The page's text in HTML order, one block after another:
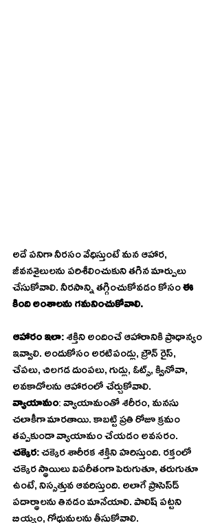
అదే పనిగా నీరసం వేధిస్తుంటే మన ఆహార,
జీవనశైలులను పరిశీలించుకుని తగిన మార్పులు
చేసుకోవాలి. నీరసాన్ని తగ్గించుకోవడం కోసం ఈ
కింది అంశాలను గమనించుకోవాలి.
ఆహారం ఇలా: శక్తిని అందించే ఆహారానికి ప్రాధాన్యం
ఇవ్వాలి. అందుకోసం అరటిపండ్లు, బ్రౌన్‌ రైస్‌,
చేపలు, చిలగడ దుంపలు, గుడ్లు, ఓట్స్‌, క్వినోవా,
అవకాడోలను ఆహారంలో చేర్చుకోవాలి.
వ్యాయామం: వ్యాయామంతో శరీరం, మనసు
చలాకీగా మారతాయి. కాబట్టి ప్రతి రోజూ క్రమం
తప్పకుండా వ్యాయామం చేయడం అవసరం.
చక్కెర: చక్కెర శారీరక శక్తిని హరిస్తుంది. రక్తంలో
చక్కెర స్థాయిలు విపరీతంగా పెరుగుతూ, తరుగుతూ
ఉంటే, నిస్సత్తువ ఆవరిస్తుంది. అలాగే ప్రాసెస్‌డ్‌
పదార్థాలను తినడం మానేయాలి. పాలిష్‌ పట్టని